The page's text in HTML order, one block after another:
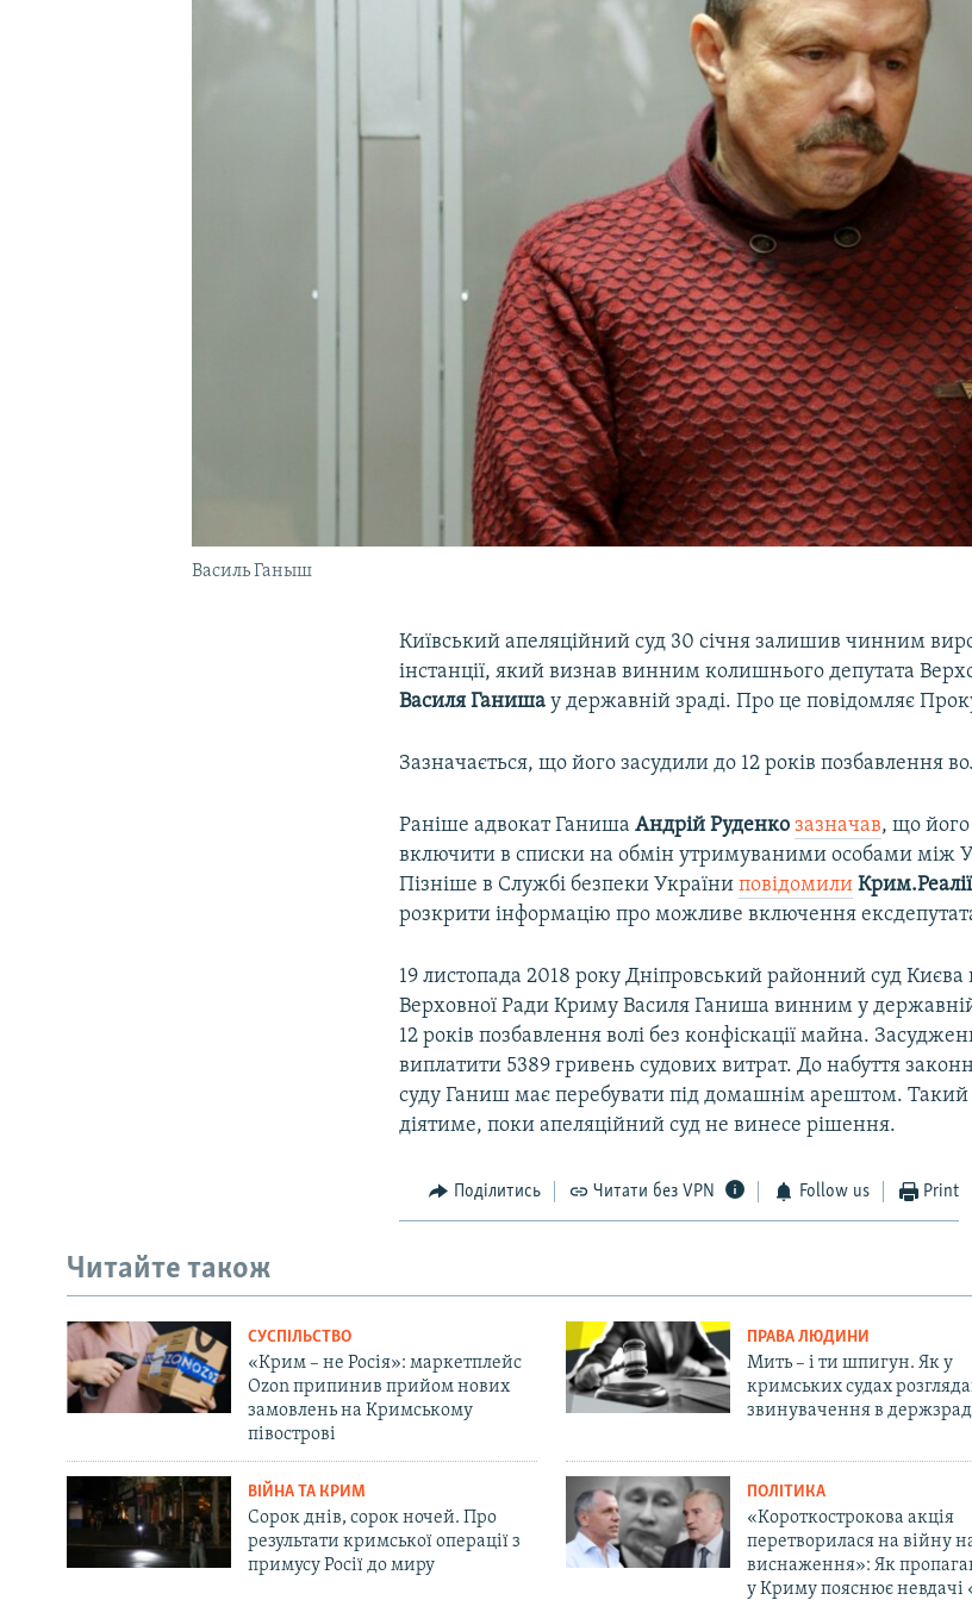
Василь Ганыш
Київський апеляційний суд 30 січня залишив чинним
інстанції, який визнав винним колишнього депутата
Василя Ганиша у державній зраді. Про це повідомляє
Зазначається, що його засудили до 12 років позбавлення
Раніше адвокат ГанишаАндрій Руденко зазначав, що
включити в списки на обмін утримуваними особами між
Пізніше в Службі безпеки Україниповідомили Крим.Реалії
розкрити інформацію про можливе включення
19 листопада 2018 року Дніпровський районний суд Києва
Верховної Ради Криму Василя Ганиша винним у державній
12 років позбавлення волі без конфіскації майна.
виплатити 5389 гривень судових витрат. До набуття
суду Ганиш має перебувати під домашнім арештом. Такий
діятиме, поки апеляційний суд не винесе рішення.
Поділитись Читати без VPN Follow us Print
Читайте також
СУСПІЛЬСТВО
«Крим – не Росія»: маркетплейс
Ozon припинив прийом нових
замовлень на Кримському
півострові
ПРАВА ЛЮДИНИ
Мить – і ти шпигун. Як у
кримських судах
звинувачення в
ВІЙНА ТА КРИМ
Сорок днів, сорок ночей. Про
результати кримської операції з
примусу Росії до миру
ПОЛІТИКА
«Короткострокова акція
перетворилася на війну
виснаження»: Як
у Криму пояснює невдачі